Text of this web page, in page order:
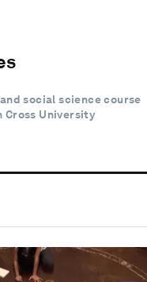
social science course
Cross University